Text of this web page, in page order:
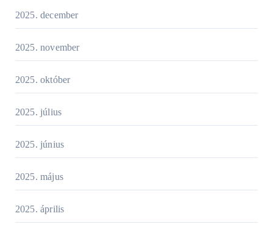
2025. december
2025. november
2025. október
2025. július
2025. június
2025. május
2025. április